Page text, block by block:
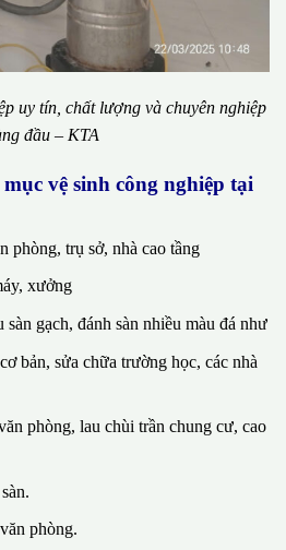
uy tín, chất lượng và chuyên nghiệp
đầu – KTA
vệ sinh công nghiệp tại
phòng, trụ sở, nhà cao tầng
xưởng
gạch, đánh sàn nhiều màu đá như
bản, sửa chữa trường học, các nhà
phòng, lau chùi trần chung cư, cao
phòng.